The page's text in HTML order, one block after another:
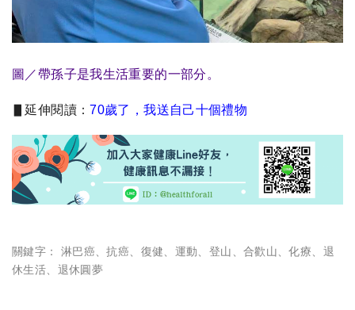
圖／帶孫子是我生活重要的一部分。
▋延伸閱讀：70歲了，我送自己十個禮物
關鍵字： 淋巴癌 、抗癌 復健 運動 登山 合歡山 、化療
退
休生活
退休圓夢